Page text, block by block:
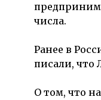
числа.
Ранее в
писали, что
О том, что